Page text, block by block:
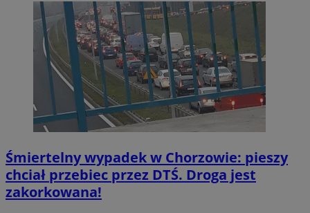
Śmiertelny wypadek w Chorzowie: pieszy
chciał przebiec przez DTŚ. Droga jest
zakorkowana!